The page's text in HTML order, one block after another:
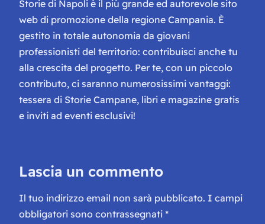
Storie di Napoli è il più grande ed autorevole sito
web di promozione della regione Campania. È
gestito in totale autonomia da giovani
professionisti del territorio: contribuisci anche tu
alla crescita del progetto. Per te, con un piccolo
contributo, ci saranno numerosissimi vantaggi:
tessera di Storie Campane, libri e magazine gratis
e inviti ad eventi esclusivi!
Lascia un commento
Il tuo indirizzo email non sarà pubblicato. I campi
obbligatori sono contrassegnati *